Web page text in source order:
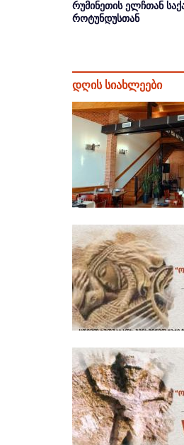
რუმინეთის ელჩთან
როტუნდუსთან
დღის სიახლეები